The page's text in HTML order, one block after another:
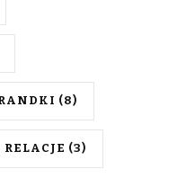
(8)
RELACJE (3)